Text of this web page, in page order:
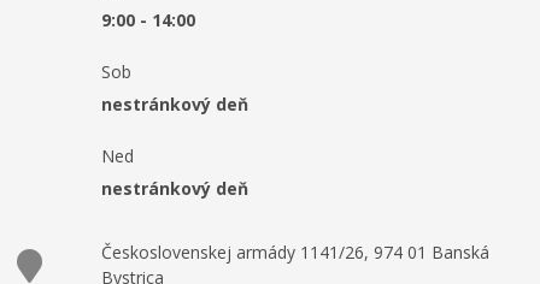
9:00 - 14:00
Sob
nestránkový deň
Ned
nestránkový deň
Československej armády 1141/26, 974 01 Banská
Bystrica